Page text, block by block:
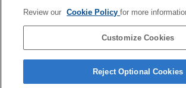
Página de seleção de idioma
4-730-255-66(1)
Review our Cookie Policyfor more
Customize Cookies
Reject Optional Cookies